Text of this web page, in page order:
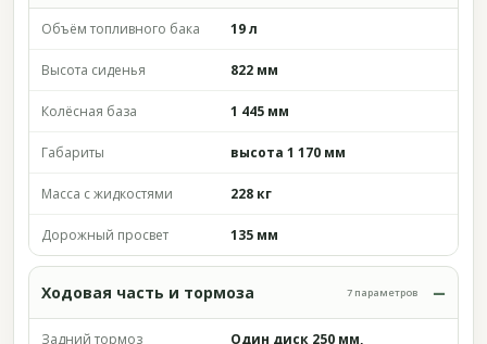
Объём топливного бака 19 л
Высота сиденья 822 мм
Колёсная база 1 445 мм
Габариты высота 1 170 мм
Масса с жидкостями 228 кг
Дорожный просвет 135 мм
Ходовая часть и тормоза 7 параметров
Задний тормоз Один диск 250 мм,